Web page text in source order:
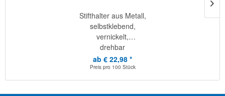
Stifthalter aus Metall,
selbstklebend,
vernickelt,
drehbar
ab € 22,98 *
Preis pro 100 Stück